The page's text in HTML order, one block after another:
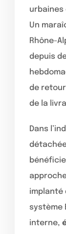
urbaines
Un
Rhône-
depuis
de
de la
Dans
implanté
système
interne,